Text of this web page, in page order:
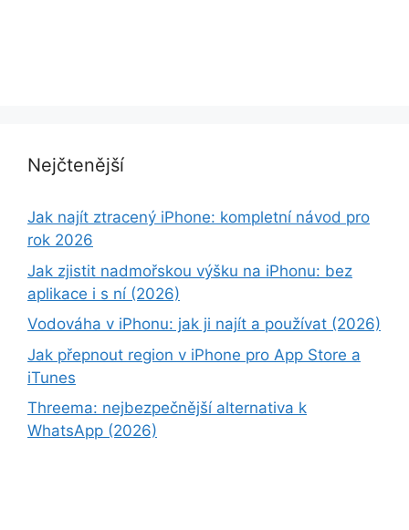
Nejčtenější
Jak najít ztracený iPhone: kompletní návod pro
rok 2026
Jak zjistit nadmořskou výšku na iPhonu: bez
aplikace i s ní (2026)
Vodováha v iPhonu: jak ji najít a používat (2026)
Jak přepnout region v iPhone pro App Store a
iTunes
Threema: nejbezpečnější alternativa k
WhatsApp (2026)